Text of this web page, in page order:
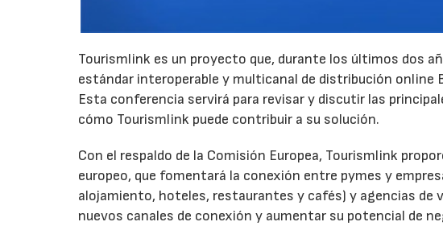
Tourismlink es un proyecto que, durante los últimos dos
estándar interoperable y multicanal de distribución online
Esta conferencia servirá para revisar y discutir las
cómo Tourismlink puede contribuir a su solución.
Con el respaldo de la Comisión Europea, Tourismlink
europeo, que fomentará la conexión entre pymes y
alojamiento, hoteles, restaurantes y cafés) y agencias de
nuevos canales de conexión y aumentar su potencial de